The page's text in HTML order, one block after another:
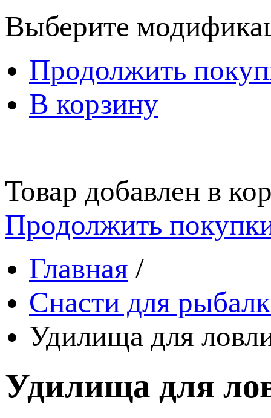
Выберите
Продолжить
В корзину
Товар добавлен в
Продолжить
Главная /
Снасти для
Удилища для
Удилища для